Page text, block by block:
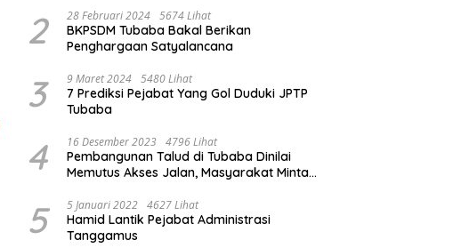
2 28 Februari 2024 5674 Lihat
BKPSDM Tubaba Bakal Berikan
Penghargaan Satyalancana
3 9 Maret 2024 5480 Lihat
7 Prediksi Pejabat Yang Gol Duduki JPTP
Tubaba
4 16 Desember 2023 4796 Lihat
Pembangunan Talud di Tubaba Dinilai
Memutus Akses Jalan, Masyarakat Minta
5 5 Januari 2022 4627 Lihat
Hamid Lantik Pejabat Administrasi
Tanggamus